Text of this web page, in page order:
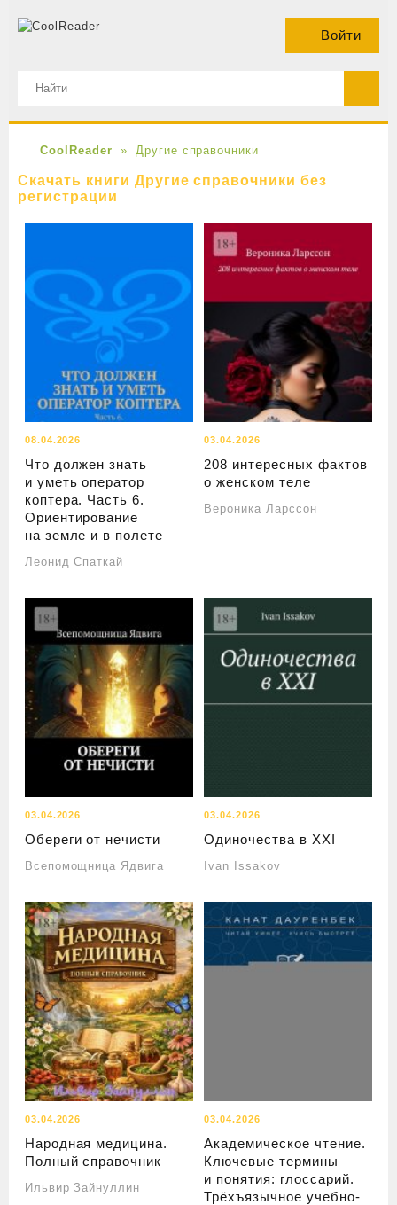
Войти
CoolReader Другие справочники
Скачать книги Другие справочники без
регистрации
08.04.2026
Что должен знать
и уметь оператор
коптера. Часть 6.
Ориентирование
на земле и в полете
Леонид Спаткай
03.04.2026
208 интересных фактов
о женском теле
Вероника Ларссон
03.04.2026
Обереги от нечисти
Всепомощница Ядвига
03.04.2026
Одиночества в ХХI
Ivan Issakov
03.04.2026
Народная медицина.
Полный справочник
Ильвир Зайнуллин
03.04.2026
Академическое чтение.
Ключевые термины
и понятия: глоссарий.
Трёхъязычное учебно-